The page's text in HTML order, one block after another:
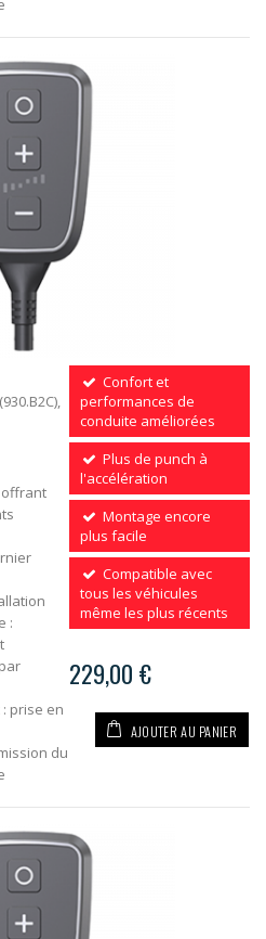
offrant
:
prise en
du
Confort et
performances de
conduite améliorées
Plus de punch à
l'accélération
Montage encore
plus facile
Compatible avec
tous les véhicules
même les plus récents
229,00 €
AJOUTER AU PANIER